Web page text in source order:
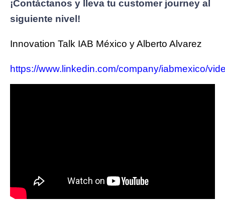
¡Contáctanos y lleva tu customer journey al
siguiente nivel!
Innovation Talk IAB México y Alberto Alvarez
https://www.linkedin.com/company/iabmexico/